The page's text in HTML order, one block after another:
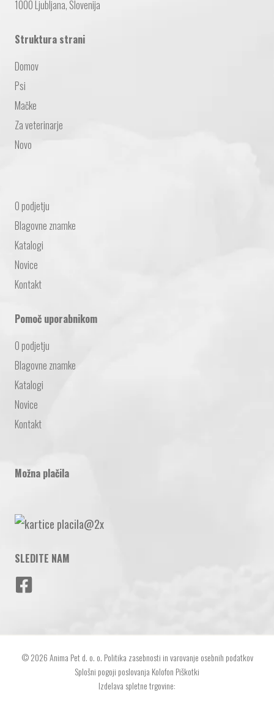
1000 Ljubljana, Slovenija
Struktura strani
Domov
Psi
Mačke
Za veterinarje
Novo
O podjetju
Blagovne znamke
Katalogi
Novice
Kontakt
Pomoč uporabnikom
O podjetju
Blagovne znamke
Katalogi
Novice
Kontakt
Možna plačila
SLEDITE NAM
© 2026Anima Pet d. o. o. Politika zasebnosti in varovanje osebnih podatkov
Splošni pogoji poslovanja Kolofon Piškotki
Izdelava spletne trgovine: